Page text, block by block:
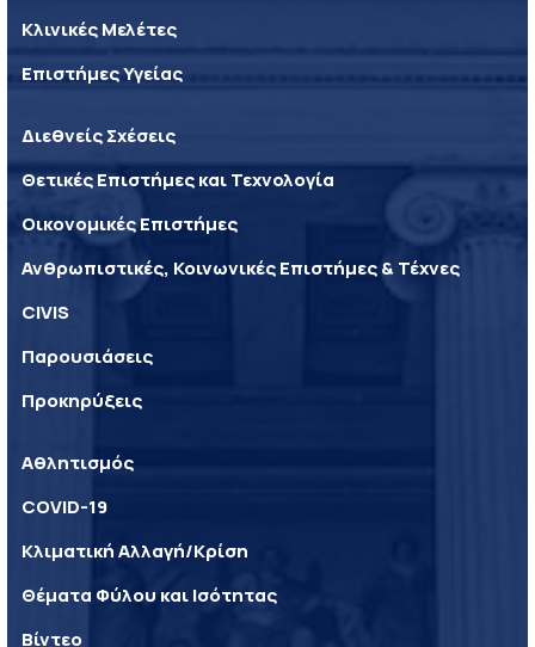
Κλινικές Μελέτες
Επιστήμες Υγείας
Διεθνείς Σχέσεις
Θετικές Επιστήμες και Τεχνολογία
Οικονομικές Επιστήμες
Ανθρωπιστικές, Κοινωνικές Επιστήμες & Τέχνες
CIVIS
Παρουσιάσεις
Προκηρύξεις
Αθλητισμός
COVID-19
Κλιματική Αλλαγή/Κρίση
Θέματα Φύλου και Ισότητας
Βίντεο